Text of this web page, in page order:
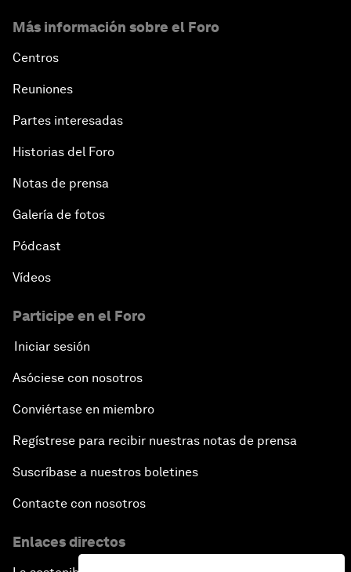
Más información sobre el Foro
Centros
Reuniones
Partes interesadas
Historias del Foro
Notas de prensa
Galería de fotos
Pódcast
Vídeos
Participe en el Foro
Iniciar sesión
Asóciese con nosotros
Conviértase en miembro
Regístrese para recibir nuestras notas de prensa
Suscríbase a nuestros boletines
Contacte con nosotros
Enlaces directos